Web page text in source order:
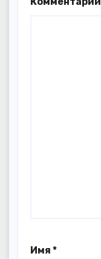
Имя *